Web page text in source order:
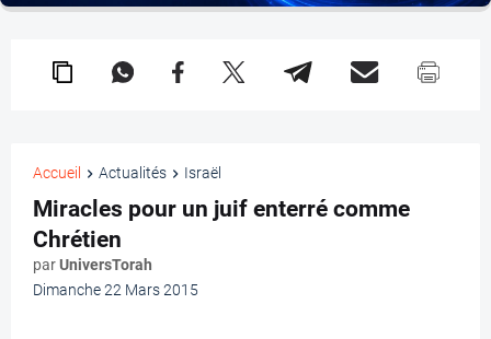
Accueil Actualités Israël
Miracles pour un juif enterré comme
Chrétien
parUniversTorah
Dimanche 22 Mars 2015